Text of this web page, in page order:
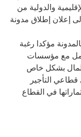
والدولية من
إعلان إطلاق مدونة
مؤكدا رغبة
مع مؤسسات
بشكل خاص
التأجير
في القطاع